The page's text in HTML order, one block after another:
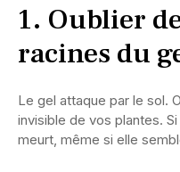
1. Oublier
racines du
Le gel attaque par le sol.
invisible de vos plantes.
meurt, même si elle